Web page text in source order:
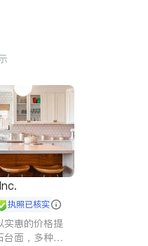
执照已核实
实惠的价格提
台面，多种优